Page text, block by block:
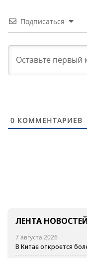
Подписаться
0 КОММЕНТАРИЕВ
ЛЕНТА НОВОСТЕЙ
7 августа 2026
В Китае откроется